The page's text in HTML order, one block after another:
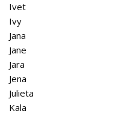
Ivet
Ivy
Jana
Jane
Jara
Jena
Julieta
Kala